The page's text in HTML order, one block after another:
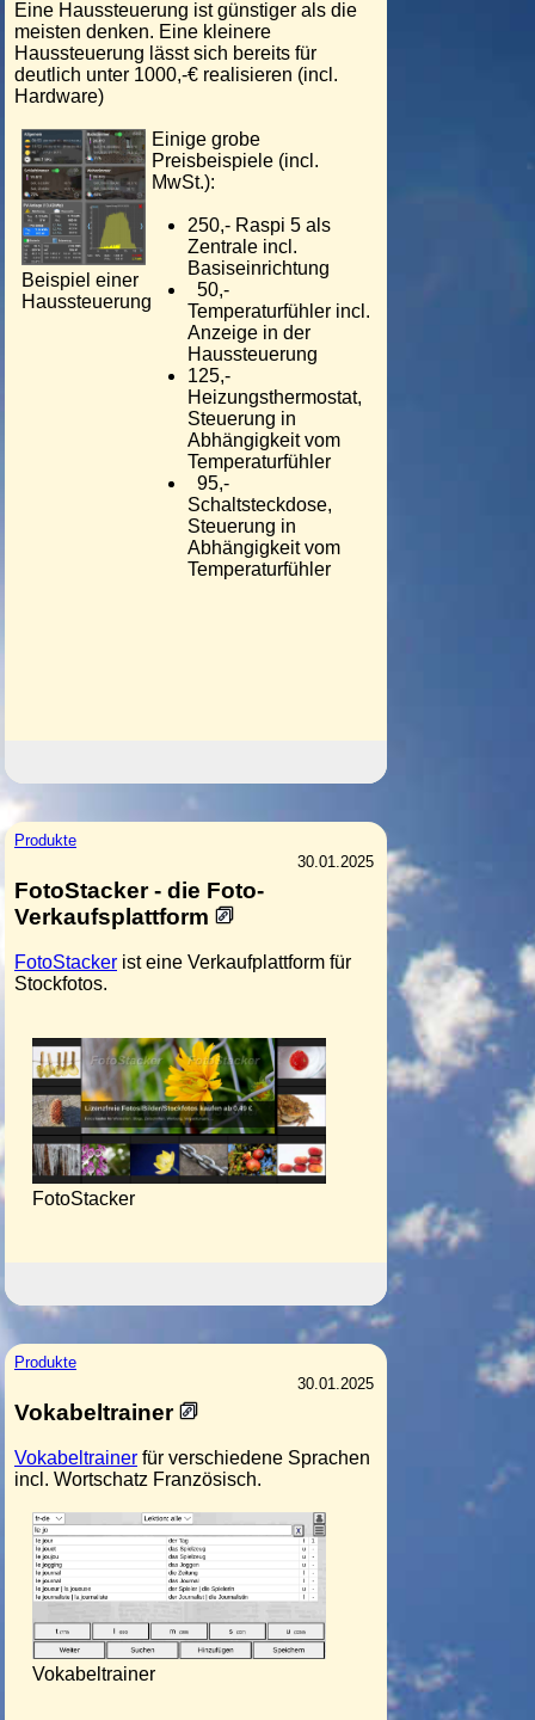
Eine Haussteuerung ist günstiger als die
meisten denken. Eine kleinere
Haussteuerung lässt sich bereits für
deutlich unter 1000,-€ realisieren (incl.
Hardware)
Beispiel einer
Haussteuerung
Einige grobe
Preisbeispiele (incl.
MwSt.):
250,- Raspi 5 als
Zentrale incl.
Basiseinrichtung
50,-
Temperaturfühler incl.
Anzeige in der
Haussteuerung
125,-
Heizungsthermostat,
Steuerung in
Abhängigkeit vom
Temperaturfühler
95,-
Schaltsteckdose,
Steuerung in
Abhängigkeit vom
Temperaturfühler
Produkte
30.01.2025
FotoStacker - die Foto-
Verkaufsplattform
FotoStacker ist eine Verkaufplattform für
Stockfotos.
FotoStacker
Produkte
30.01.2025
Vokabeltrainer
Vokabeltrainer für verschiedene Sprachen
incl. Wortschatz Französisch.
Vokabeltrainer